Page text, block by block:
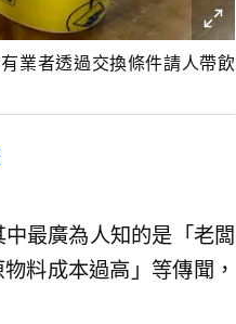
業者透過交換條件請人帶飲
最廣為人知的是「老闆
料成本過高」等傳聞，